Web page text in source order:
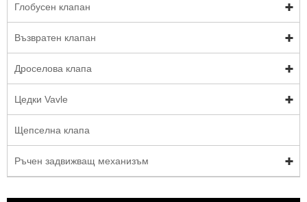
Глобусен клапан
Възвратен клапан
Дроселова клапа
Цедки Vavle
Щепселна клапа
Ръчен задвижващ механизъм